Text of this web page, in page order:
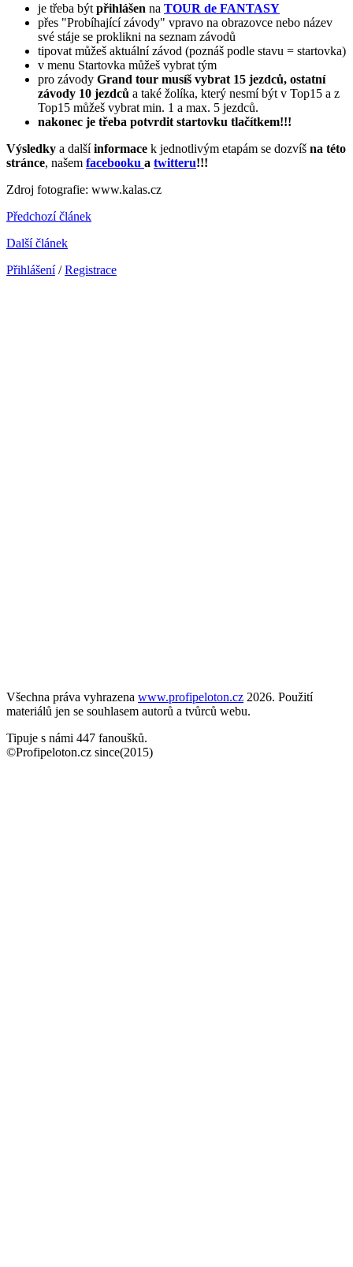
je třeba být přihlášen na TOUR de FANTASY
přes "Probíhající závody" vpravo na obrazovce nebo název
své stáje se proklikni na seznam závodů
tipovat můžeš aktuální závod (poznáš podle stavu = startovka)
v menu Startovka můžeš vybrat tým
pro závody Grand tour musíš vybrat 15 jezdců, ostatní
závody 10 jezdců a také žolíka, který nesmí být v Top15 a z
Top15 můžeš vybrat min. 1 a max. 5 jezdců.
nakonec je třeba potvrdit startovku tlačítkem!!!
Výsledky a dalšíinformace k jednotlivým etapám se dozvíš na této
stránce, našem facebooku a twitteru!!!
Zdroj fotografie: www.kalas.cz
Předchozí článek
Další článek
Přihlášení/Registrace
Všechna práva vyhrazena www.profipeloton.cz 2026. Použití
materiálů jen se souhlasem autorů a tvůrců webu.
Tipuje s námi 447 fanoušků.
©Profipeloton.cz since(2015)